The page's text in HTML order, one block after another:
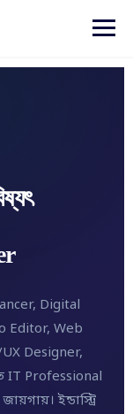
Digital
Editor, Web
Designer,
IT Professional
ইন্ডাস্ট্রি